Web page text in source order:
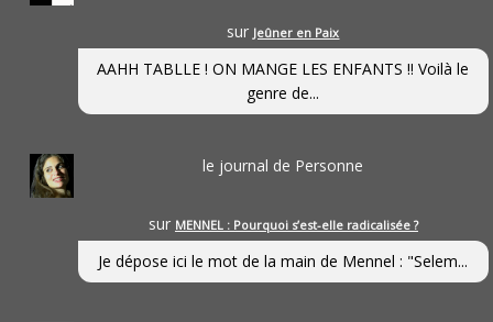
sur Jeûner en Paix
AAHH TABLLE ! ON MANGE LES ENFANTS !! Voilà le
genre de...
le journal de Personne
sur MENNEL : Pourquoi s’est-elle radicalisée ?
Je dépose ici le mot de la main de Mennel : "Selem...